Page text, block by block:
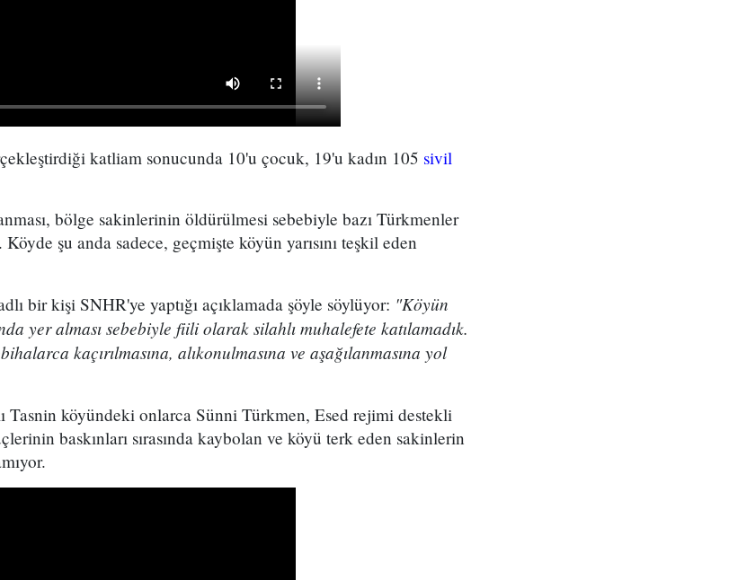
katliam sonucunda 10'u çocuk, 19'u kadın 105 sivil
bölge sakinlerinin öldürülmesi sebebiyle bazı Türkmenler
şu anda sadece, geçmişte köyün yarısını teşkil eden
bir kişi SNHR'ye yaptığı açıklamada şöyle söylüyor: "Köyün
yer alması sebebiyle fiili olarak silahlı muhalefete katılamadık.
kaçırılmasına, alıkonulmasına ve aşağılanmasına yol
Tasnin köyündeki onlarca Sünni Türkmen, Esed rejimi destekli
baskınları sırasında kaybolan ve köyü terk eden sakinlerin